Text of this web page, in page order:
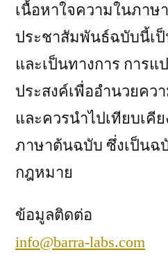
เนื้อหาใจความในภา
ประชาสัมพันธ์ฉบับนี้เ
และเป็นทางการ การ
ประสงค์เพื่ออำนวยคว
และควรนำไปเทียบเคี
ภาษาต้นฉบับ ซึ่งเป็นฉ
กฎหมาย
ข้อมูลติดต่อ
info@barra-labs.com